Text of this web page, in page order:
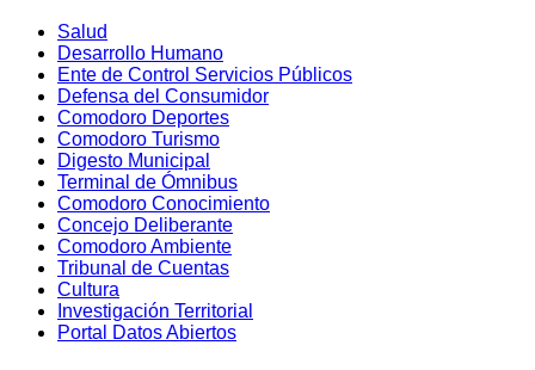
Salud
Desarrollo Humano
Ente de Control Servicios Públicos
Defensa del Consumidor
Comodoro Deportes
Comodoro Turismo
Digesto Municipal
Terminal de Ómnibus
Comodoro Conocimiento
Concejo Deliberante
Comodoro Ambiente
Tribunal de Cuentas
Cultura
Investigación Territorial
Portal Datos Abiertos